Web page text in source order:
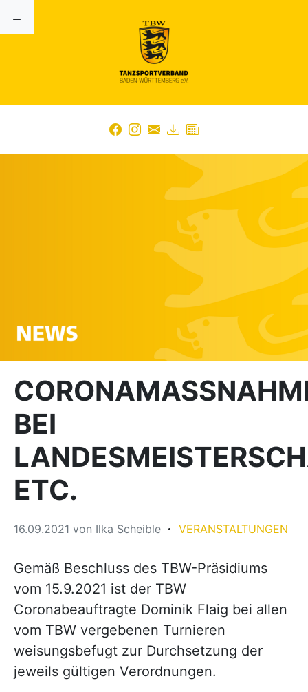
EI L
TC.
16.09.2021 von Ilka Scheible VERANSTALTUNGEN
Gemäß Beschluss des TBW-Präsidiums
vom 15.9.2021 ist der TBW
Coronabeauftragte Dominik Flaig bei allen
vom TBW vergebenen Turnieren
weisungsbefugt zur Durchsetzung der
jeweils gültigen Verordnungen.